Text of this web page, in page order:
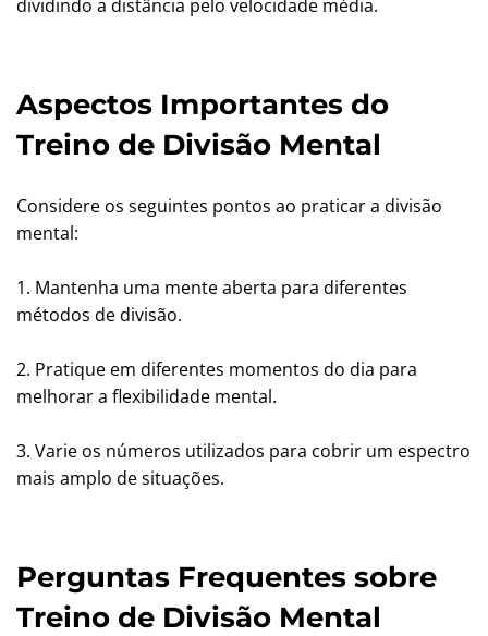
dividindo a distância pelo velocidade média.
Aspectos Importantes do
Treino de Divisão Mental
Considere os seguintes pontos ao praticar a divisão
mental:
1. Mantenha uma mente aberta para diferentes
métodos de divisão.
2. Pratique em diferentes momentos do dia para
melhorar a flexibilidade mental.
3. Varie os números utilizados para cobrir um espectro
mais amplo de situações.
Perguntas Frequentes sobre
Treino de Divisão Mental